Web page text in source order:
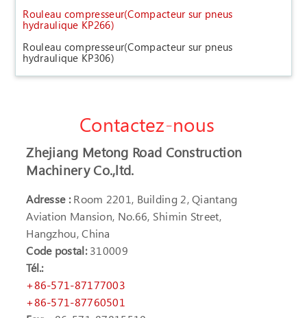
Rouleau compresseur(Compacteur sur pneus
hydraulique KP266)
Rouleau compresseur(Compacteur sur pneus
hydraulique KP306)
Contactez-nous
Zhejiang Metong Road Construction
Machinery Co.,ltd.
Adresse :Room 2201, Building 2, Qiantang
Aviation Mansion, No.66, Shimin Street,
Hangzhou, China
Code postal:310009
Tél.:
+86-571-87177003
+86-571-87760501